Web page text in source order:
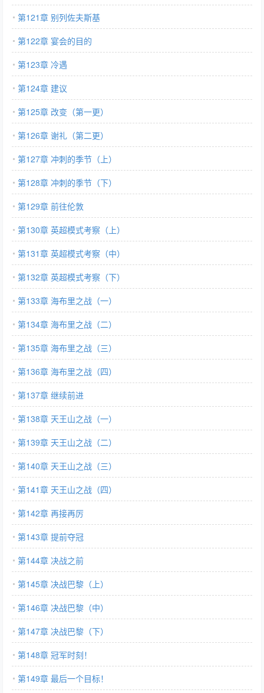
第121章 别列佐夫斯基
第122章 宴会的目的
第123章 冷遇
第124章 建议
第125章 改变（第一更）
第126章 谢礼（第二更）
第127章 冲刺的季节（上）
第128章 冲刺的季节（下）
第129章 前往伦敦
第130章 英超模式考察（上）
第131章 英超模式考察（中）
第132章 英超模式考察（下）
第133章 海布里之战（一）
第134章 海布里之战（二）
第135章 海布里之战（三）
第136章 海布里之战（四）
第137章 继续前进
第138章 天王山之战（一）
第139章 天王山之战（二）
第140章 天王山之战（三）
第141章 天王山之战（四）
第142章 再接再厉
第143章 提前夺冠
第144章 决战之前
第145章 决战巴黎（上）
第146章 决战巴黎（中）
第147章 决战巴黎（下）
第148章 冠军时刻！
第149章 最后一个目标！